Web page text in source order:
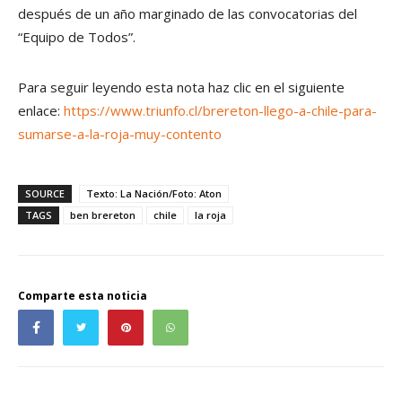
después de un año marginado de las convocatorias del
“Equipo de Todos”.
Para seguir leyendo esta nota haz clic en el siguiente
enlace: https://www.triunfo.cl/brereton-llego-a-chile-para-
sumarse-a-la-roja-muy-contento
SOURCE
Texto: La Nación/Foto: Aton
TAGS
ben brereton chile la roja
Comparte esta noticia